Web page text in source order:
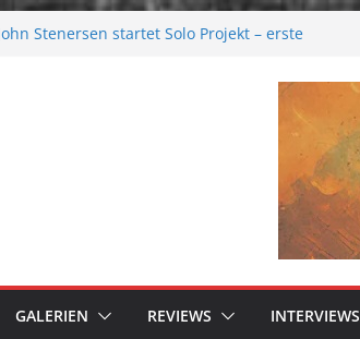
Stenersen startet Solo Projekt – erste
GALERIEN REVIEWS INTERVIEWS